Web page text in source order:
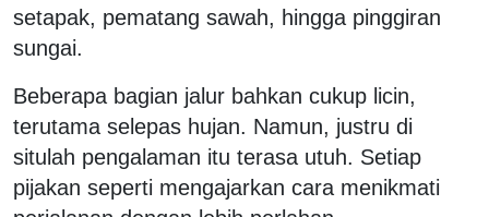
setapak, pematang sawah, hingga pinggiran
sungai.
Beberapa bagian jalur bahkan cukup licin,
terutama selepas hujan. Namun, justru di
situlah pengalaman itu terasa utuh. Setiap
pijakan seperti mengajarkan cara menikmati